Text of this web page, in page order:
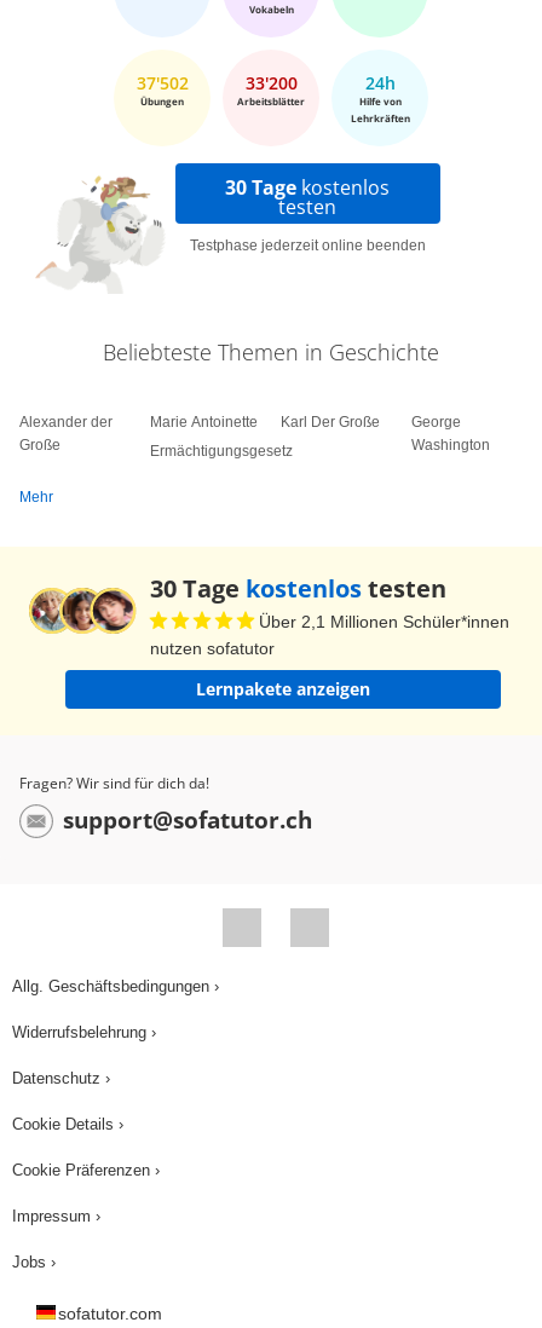
Vokabeln
37'502
Übungen
33'200
Arbeitsblätter
24h
Hilfe von
Lehrkräften
30 Tage kostenlos
testen
Testphase jederzeit online beenden
Beliebteste Themen in Geschichte
Alexander der
Große
Marie Antoinette
Ermächtigungsgesetz
Karl Der Große
George
Washington
Mehr
30 Tage kostenlostesten
Über 2,1 Millionen Schüler*innen
nutzen sofatutor
Lernpakete anzeigen
Fragen? Wir sind für dich da!
support@sofatutor.ch
Allg. Geschäftsbedingungen ›
Widerrufsbelehrung ›
Datenschutz ›
Cookie Details ›
Cookie Präferenzen ›
Impressum ›
Jobs ›
sofatutor.com